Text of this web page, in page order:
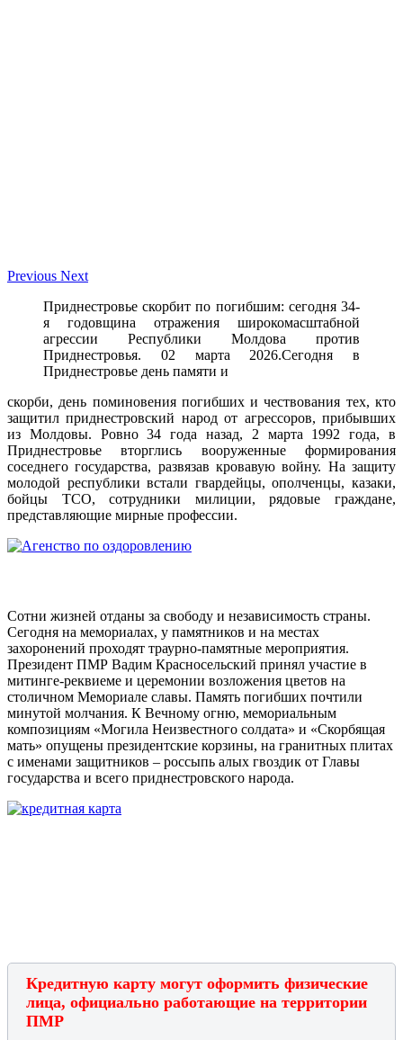
Previous Next
Приднестровье скорбит по погибшим: сегодня 34-
я годовщина отражения широкомасштабной
агрессии Республики Молдова против
Приднестровья. 02 марта 2026.Сегодня в
Приднестровье день памяти и
скорби, день поминовения погибших и чествования тех, кто
защитил приднестровский народ от агрессоров, прибывших
из Молдовы. Ровно 34 года назад, 2 марта 1992 года, в
Приднестровье вторглись вооруженные формирования
соседнего государства, развязав кровавую войну. На защиту
молодой республики встали гвардейцы, ополченцы, казаки,
бойцы ТСО, сотрудники милиции, рядовые граждане,
представляющие мирные профессии.
Сотни жизней отданы за свободу и независимость страны.
Сегодня на мемориалах, у памятников и на местах
захоронений проходят траурно-памятные мероприятия.
Президент ПМР Вадим Красносельский принял участие в
митинге-реквиеме и церемонии возложения цветов на
столичном Мемориале славы. Память погибших почтили
минутой молчания. К Вечному огню, мемориальным
композициям «Могила Неизвестного солдата» и «Скорбящая
мать» опущены президентские корзины, на гранитных плитах
с именами защитников – россыпь алых гвоздик от Главы
государства и всего приднестровского народа.
Кредитную карту могут оформить физические
лица, официально работающие на территории
ПМР